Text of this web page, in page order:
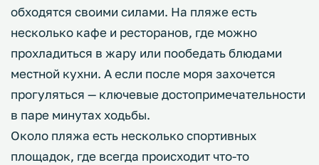
обходятся своими силами. На пляже есть
несколько кафе и ресторанов, где можно
прохладиться в жару или пообедать блюдами
местной кухни. А если после моря захочется
прогуляться — ключевые достопримечательности
в паре минутах ходьбы.
Около пляжа есть несколько спортивных
площадок, где всегда происходит что-то